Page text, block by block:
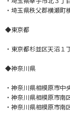
・埼玉県秩父郡横瀬
◆東京都
・東京都杉並区天沼
◆神奈川県
・神奈川県相模原市
・神奈川県相模原市
・神奈川県相模原市